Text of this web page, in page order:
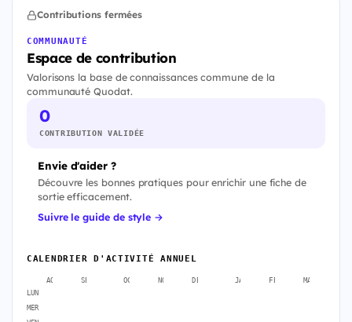
Contributions fermées
COMMUNAUTÉ
Espace de contribution
Valorisons la base de connaissances commune de la
communauté Quodat.
0
CONTRIBUTION VALIDÉE
Envie d'aider ?
Découvre les bonnes pratiques pour enrichir une fiche de
sortie efficacement.
Suivre le guide de style →
CALENDRIER D'ACTIVITÉ ANNUEL
AOÛT SEPT. OCT. NOV. DÉC. JANV. FÉVR. MARS
LUN
MER